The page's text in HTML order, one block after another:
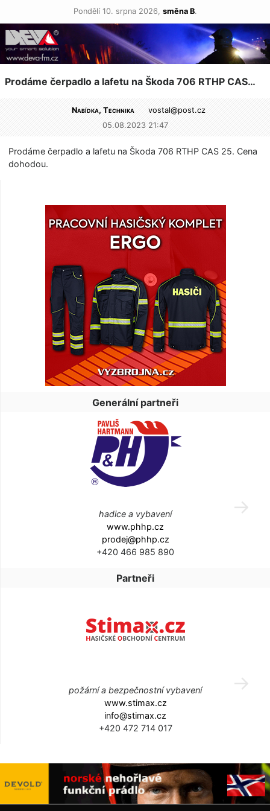
Pondělí 10. srpna 2026, směna B.
Prodáme čerpadlo a lafetu na Škoda 706 RTHP CAS…
Nabídka, Technika vostal@post.cz
05.08.2023 21:47
Prodáme čerpadlo a lafetu na Škoda 706 RTHP CAS 25. Cena
dohodou.
Generální partneři
hadice a vybavení
www.phhp.cz
prodej@phhp.cz
+420 466 985 890
Partneři
požární a bezpečnostní vybavení
www.stimax.cz
info@stimax.cz
+420 472 714 017